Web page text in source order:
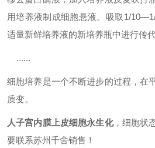
用培养液制成细胞悬液。吸取1/
适量新鲜培养液的新培养瓶中进行传代
......
细胞培养是一个不断进步的过程，在
质变。
人子宫内膜上皮细胞永生化，细胞状
要联系苏州千舍销售！